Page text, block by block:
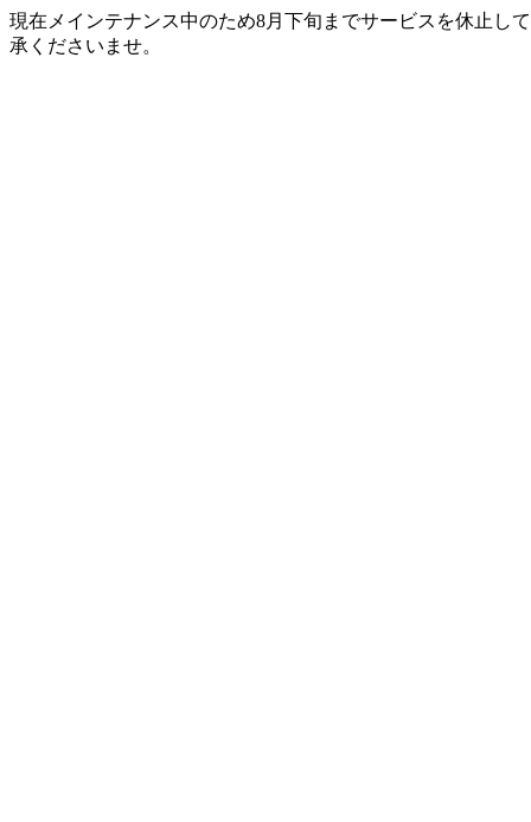
現在メインテナンス中のため8月下旬までサービスを休止し
承くださいませ。